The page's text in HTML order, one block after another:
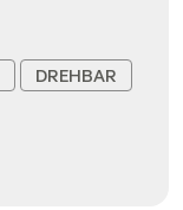
DREHBAR